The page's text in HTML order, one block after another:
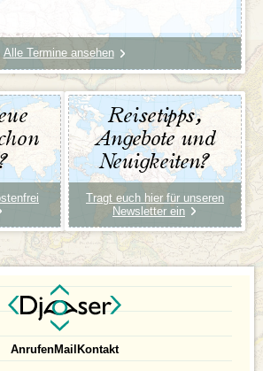
Alle Termine ansehen
Reisetipps,
Angebote und
Neuigkeiten?
Tragt euch hier für unseren
Newsletter ein
AnrufenMail Kontakt